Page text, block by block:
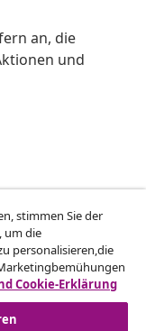
an, die
und
Bestellung
stimmen Sie der
um die
personalisieren,die
Cookie-Erklärung